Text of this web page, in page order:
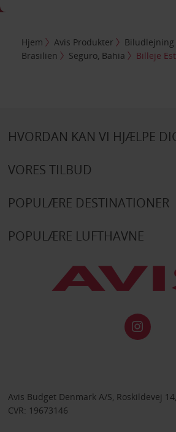
Hjem Avis Produkter Biludlejning
Brasilien
Seguro, Bahia Billeje
HVORDAN KAN VI HJÆLPE
VORES TILBUD
POPULÆRE DESTINATIONER
POPULÆRE LUFTHAVNE
Avis Budget Denmark A/S, Roskildevej
CVR: 19673146